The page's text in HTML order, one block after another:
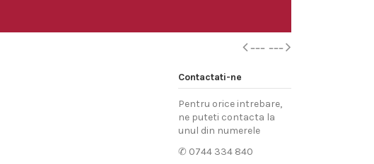
Contactati-ne
Pentru orice intrebare,
ne puteti contacta la
unul din numerele
✆ 0744 334 840